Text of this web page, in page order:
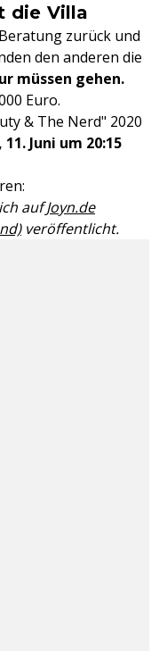
die Villa
zurück und
den anderen die
müssen gehen.
Euro.
& The Nerd" 2020
Juni um 20:15
aufJoyn.de
veröffentlicht.